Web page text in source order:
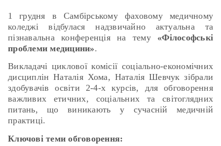
1 грудня в Самбірському фаховому медичному
коледжі відбулася надзвичайно актуальна та
пізнавальна конференція на тему «Філософські
проблеми медицини».
Викладачі циклової комісії соціально-економічних
дисциплін Наталія Хома, Наталія Шевчук зібрали
здобувачів освіти 2-4-х курсів, для обговорення
важливих етичних, соціальних та світоглядних
питань, що виникають у сучасній медичній
практиці.
Ключові теми обговорення: